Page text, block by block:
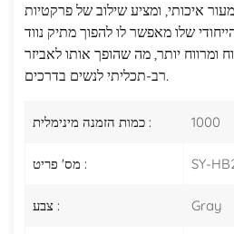
איכותי, ומציע שילוב של פרקטיות
שלו מאפשר לו להפוך מתיק נווד
ומרווח יותר, מה שהופך אותו לאביזר
רב-תכליתי לנשים בדרכים.
כמות הזמנה מינימלית : 1000
מס' פריט : SY-
צבע : Gray